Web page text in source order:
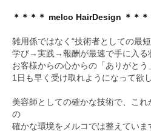
＊＊＊＊ melco HairDesign ＊＊＊
雑用係ではなく“技術者としての最
学び→実践→報酬が最速で手に入る
お客様からの心からの「ありがとう
1日も早く受け取れようになって欲
美容師としての確かな技術で、こ
の
確かな環境をメルコでは整えていま